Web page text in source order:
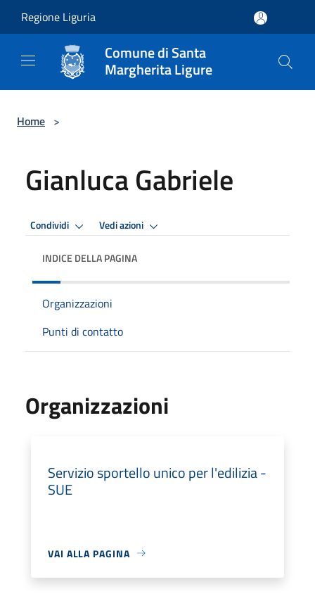
Regione Liguria
Comune di Santa
Margherita Ligure
Home >
Gianluca Gabriele
Condividi Vedi azioni
INDICE DELLA PAGINA
Organizzazioni
Punti di contatto
Organizzazioni
Servizio sportello unico per l'edilizia -
SUE
VAI ALLA PAGINA